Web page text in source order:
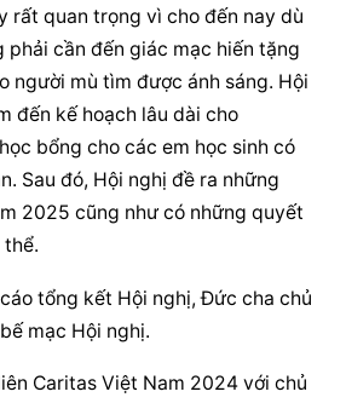
rất quan trọng vì cho đến nay dù
phải cần đến giác mạc hiến tặng
người mù tìm được ánh sáng. Hội
bổng cho các em học sinh có
Sau đó, Hội nghị đề ra những
2025 cũng như có những quyết
thể.
tổng kết Hội nghị, Đức cha chủ
mạc Hội nghị.
Caritas Việt Nam 2024 với chủ